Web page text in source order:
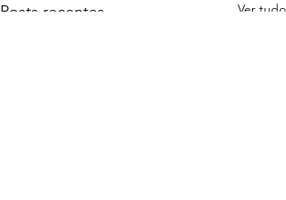
Posts recentes Ver tudo